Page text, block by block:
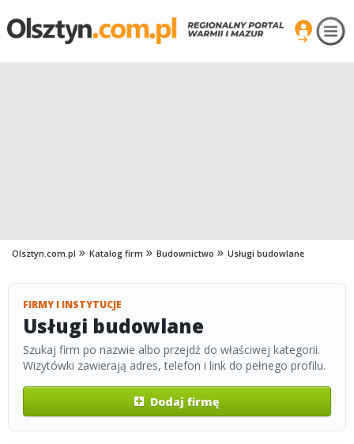
Olsztyn.com.pl Katalog firm Budownictwo Usługi budowlane
FIRMY I INSTYTUCJE
Usługi budowlane
Szukaj firm po nazwie albo przejdź do właściwej kategorii.
Wizytówki zawierają adres, telefon i link do pełnego profilu.
Dodaj firmę